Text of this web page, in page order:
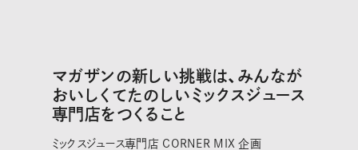
マガザンの新しい挑戦は、みんなが
おいしくてたのしいミックスジュース
専門店をつくること
ミックスジュース専門店 CORNER MIX 企画